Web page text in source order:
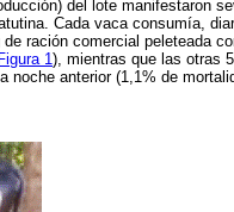
del lote manifestaron
Cada vaca consumía,
ración comercial peleteada
Figura 1 ), mientras que las otras
anterior (1,1% de